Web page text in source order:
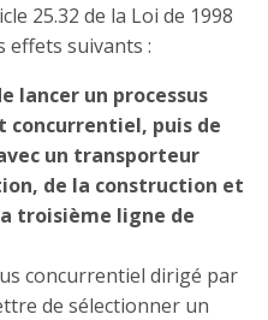
25.32 de la Loi de 1998
effets suivants :
lancer un processus
concurrentiel, puis de
un transporteur
de la construction et
troisième ligne de
concurrentiel dirigé par
de sélectionner un